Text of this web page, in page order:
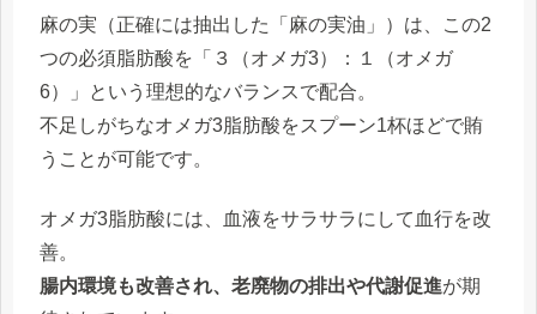
麻の実（正確には抽出した「麻の実油」）は、この2
つの必須脂肪酸を「 ３（オメガ3）：１（オメガ
6）
」という理想的なバランスで配合。
不足しがちなオメガ3脂肪酸をスプーン1杯ほどで賄
うことが可能です。
オメガ3脂肪酸には、血液をサラサラにして血行を改
善。
腸内環境も改善され、老廃物の排出や代謝促進が期